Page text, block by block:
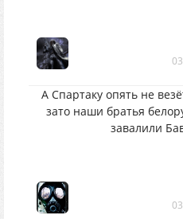
А Спартаку опять не
зато наши братья
завалили